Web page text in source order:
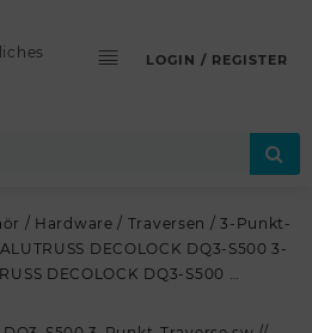
LOGIN / REGISTER
/ Hardware / Traversen /3-Punkt-
DECOLOCK DQ3-S500 3-
DECOLOCK DQ3-S500 …